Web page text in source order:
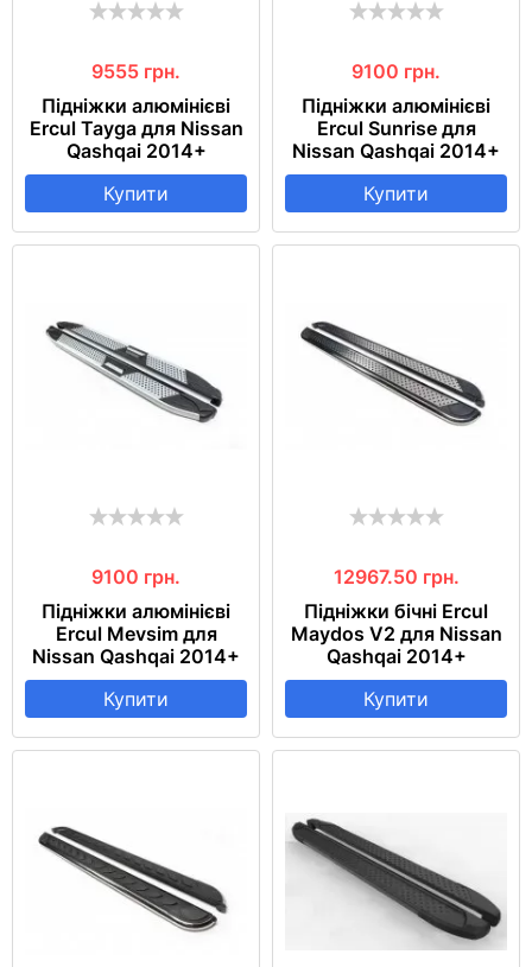
9555 грн.
Підніжки алюмінієві
Ercul Tayga для Nissan
Qashqai 2014+
Купити
9100 грн.
Підніжки алюмінієві
Ercul Sunrise для
Nissan Qashqai 2014+
Купити
9100 грн.
Підніжки алюмінієві
Ercul Mevsim для
Nissan Qashqai 2014+
Купити
12967.50 грн.
Підніжки бічні Ercul
Maydos V2 для Nissan
Qashqai 2014+
Купити